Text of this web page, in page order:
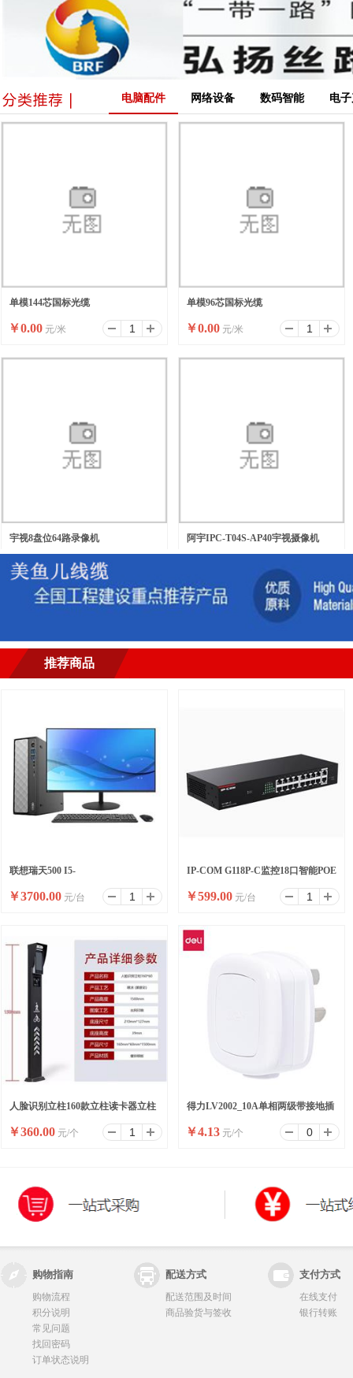
电脑配件 网络设备 数码智能 电
单模144芯国标光缆
￥0.00 元/米
单模96芯国标光缆
￥0.00 元/米
宇视8盘位64路录像机
￥0.00元/台
阿宇IPC-T04S-AP40宇视摄像机
推荐商品
联想瑞天500 I5-
13500HX/16G/512SSD/WIFI/8
￥3700.00 元/台
IP-COM G118P-C监控18口智能POE
高功率全千兆交换机
￥599.00 元/台
人脸识别立柱160款立柱读卡器立柱
刷卡器立柱按钮立柱
￥360.00 元/个
得力LV2002_10A单相两级带接地插
头_彩盒装(白)(10/盒)
￥4.13 元/个
购物指南 配送方式 支付方式
购物流程
积分说明
常见问题
找回密码
订单状态说明
配送范围及时间
商品验货与签收
在线支付
银行转账